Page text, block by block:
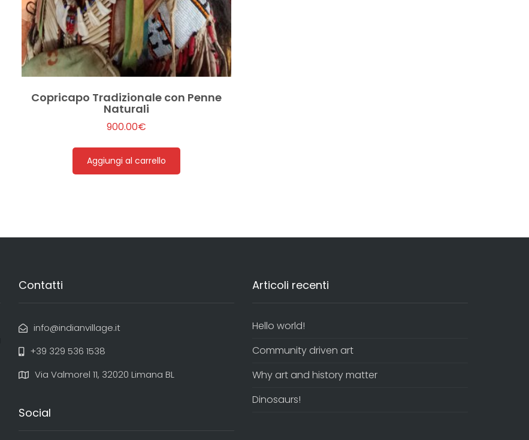
Copricapo Tradizionale con Penne
Naturali
900.00€
Aggiungi al carrello
Contatti
info@indianvillage.it
+39 329 536 1538
Via Valmorel 11, 32020 Limana BL
Social
Articoli recenti
Hello world!
Community driven art
Why art and history matter
Dinosaurs!